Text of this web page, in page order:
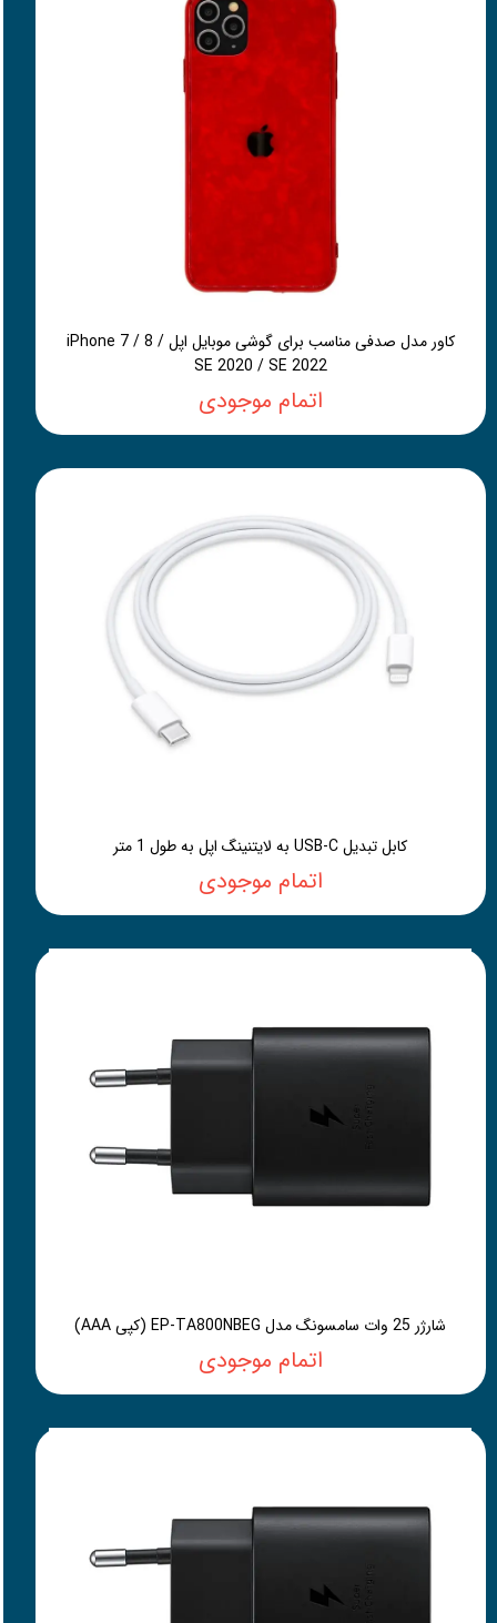
کاور مدل صدفی مناسب برای گوشی موبایل اپل iPhone 7 / 8 /
SE 2020 / SE 2022
اتمام موجودی
کابل تبدیل USB-C به لایتنینگ اپل به طول 1 متر
اتمام موجودی
شارژر 25 وات سامسونگ مدل EP-TA800NBEG (کپی AAA)
اتمام موجودی